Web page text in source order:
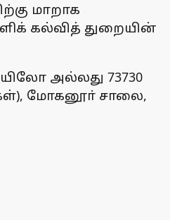
மாறாக
கல்வித் துறையின்
அல்லது 73730
மோகனூா் சாலை,